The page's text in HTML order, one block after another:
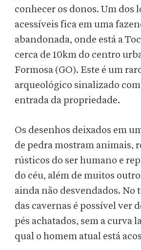
conhecer os donos. Um dos
acessíveis fica em uma
abandonada, onde está a
cerca de 10km do centro
Formosa (GO). Este é um
arqueológico sinalizado
entrada da propriedade.
Os desenhos deixados em
de pedra mostram animais,
rústicos do ser humano e
do céu, além de muitos
ainda não desvendados. No
das cavernas é possível ver
pés achatados, sem a curva
qual o homem atual está